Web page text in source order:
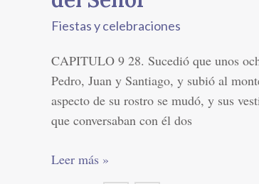
Fiestas y celebraciones
CAPITULO 9 28. Sucedió que unos
Pedro, Juan y Santiago, y subió al
aspecto de su rostro se mudó, y sus
que conversaban con él dos
san
Lucas:
Transfiguración
del
Señor
Leer más »